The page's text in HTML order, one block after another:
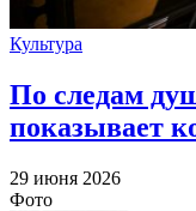
Культура
По следам
показывает
29 июня 2026
Фото